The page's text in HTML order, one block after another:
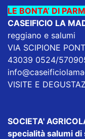
LE BONTA’ DI
CASEIFICIO LA
reggiano e salumi
VIA SCIPIONE
43039 0524/
VISITE E
SOCIETA'
specialità salumi